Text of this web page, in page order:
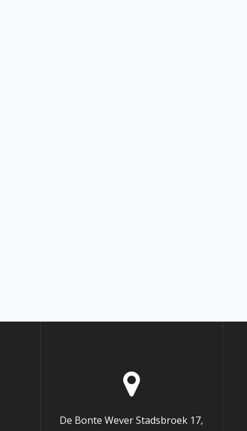
De Bonte Wever Stadsbroek 17,